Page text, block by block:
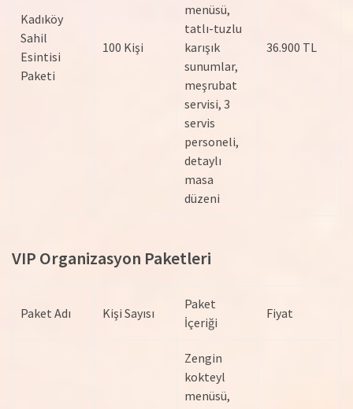
Kadıköy
Sahil
Esintisi
Paketi
100 Kişi
menüsü,
tatlı-tuzlu
karışık
sunumlar,
meşrubat
servisi, 3
servis
personeli,
detaylı
masa
düzeni
36.900 TL
VIP Organizasyon Paketleri
Paket Adı Kişi Sayısı
Paket
İçeriği
Fiyat
Zengin
kokteyl
menüsü,